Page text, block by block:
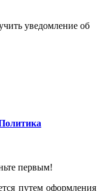
уведомление об
первым!
путем оформления